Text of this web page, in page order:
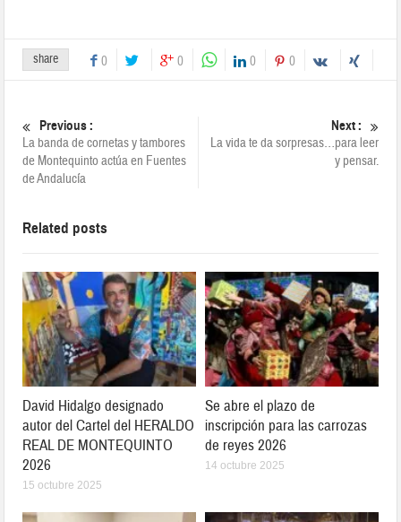
share 0 0 0 0
Previous :
La banda de cornetas y tambores
de Montequinto actúa en Fuentes
de Andalucía
Next :
La vida te da sorpresas…para leer
y pensar.
Related posts
David Hidalgo designado
autor del Cartel del HERALDO
REAL DE MONTEQUINTO
2026
15 octubre 2025
Se abre el plazo de
inscripción para las carrozas
de reyes 2026
14 octubre 2025